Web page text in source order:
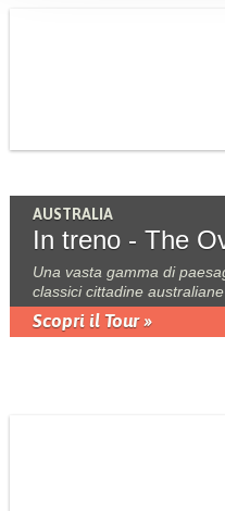
AUSTRALIA
In treno - The
Una vasta gamma di
classici cittadine australiane
Scopri il Tour »